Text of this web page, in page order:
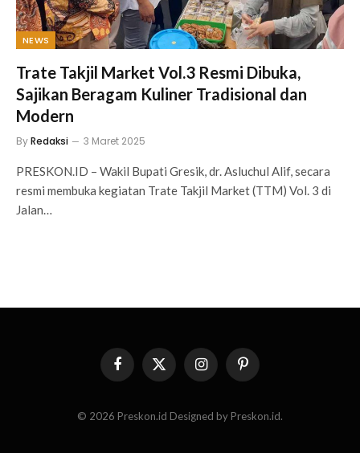
NEWS
Trate Takjil Market Vol.3 Resmi Dibuka,
Sajikan Beragam Kuliner Tradisional dan
Modern
ByRedaksi 3 Maret 2025
PRESKON.ID – Wakil Bupati Gresik, dr. Asluchul Alif, secara
resmi membuka kegiatan Trate Takjil Market (TTM) Vol. 3 di
Jalan…
FacebookX
(Twitter)
InstagramPinterest
© 2026 Preskon.id Designed by Preskon.id.